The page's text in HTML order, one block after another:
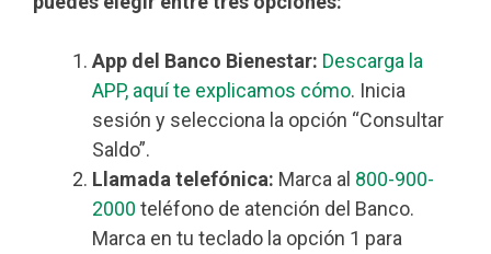
App del Banco Bienestar: Descarga la
APP, aquí te explicamos cómo. Inicia
sesión y selecciona la opción “Consultar
Saldo”.
Llamada telefónica: Marca al 800-900-
2000 teléfono de atención del Banco.
Marca en tu teclado la opción 1 para